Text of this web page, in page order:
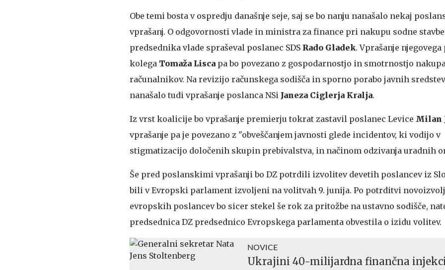
Obe temi bosta v ospredju današnje seje, saj se bo nanju nanašalo nekaj
vprašanj. O odgovornosti vlade in ministra za finance pri nakupu sodne
predsednika vlade spraševal poslanec SDS Rado Gladek. Vprašanje
kolega Tomaža Lisca pa bo povezano z gospodarnostjo in smotrnostjo
računalnikov. Na revizijo računskega sodišča in sporno porabo javnih
nanašalo tudi vprašanje poslanca NSi Janeza Ciglerja Kralja.
Iz vrst koalicije bo vprašanje premierju tokrat zastavil poslanec Levice Milan
vprašanje pa je povezano z "obveščanjem javnosti glede incidentov, ki vodijo v
stigmatizacijo določenih skupin prebivalstva, in načinom odzivanja uradnih
Še pred poslanskimi vprašanji bo DZ potrdili izvolitev devetih poslancev iz
bili v Evropski parlament izvoljeni na volitvah 9. junija. Po potrditvi
evropskih poslancev bo sicer stekel še rok za pritožbe na ustavno sodišče,
predsednica DZ predsednico Evropskega parlamenta obvestila o izidu volitev.
NOVICE
Ukrajini 40-milijardna finančna